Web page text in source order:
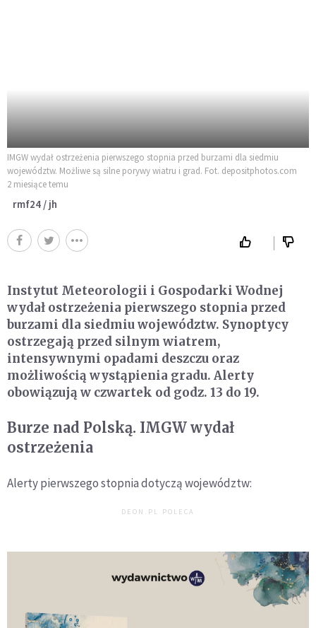
IMGW wydał ostrzeżenia pierwszego stopnia przed burzami dla siedmiu
województw. Możliwe są silne porywy wiatru i grad. Fot. depositphotos.com
2 miesiące temu
rmf24 / jh
Instytut Meteorologii i Gospodarki Wodnej
wydał ostrzeżenia pierwszego stopnia przed
burzami dla siedmiu województw. Synoptycy
ostrzegają przed silnym wiatrem,
intensywnymi opadami deszczu oraz
możliwością wystąpienia gradu. Alerty
obowiązują w czwartek od godz. 13 do 19.
Burze nad Polską. IMGW wydał
ostrzeżenia
Alerty pierwszego stopnia dotyczą województw:
DEON.PL POLECA